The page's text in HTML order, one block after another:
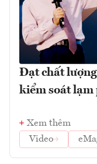
Đạt chất
kiểm soát
Xem thêm
Video